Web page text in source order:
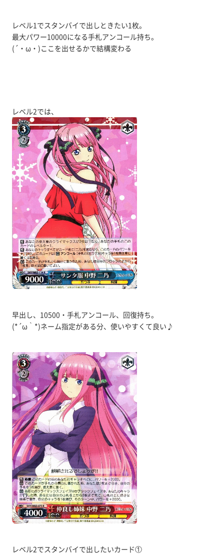
レベル1でスタンバイで出しときたい1枚。
最大パワー10000になる手札アンコール持ち。
(´・ω・)ここを出せるかで結構変わる
レベル2では、
早出し、10500・手札アンコール、回復持ち。
(*´ω｀*)ネーム指定がある分、使いやすくて良い♪
レベル2でスタンバイで出したいカード①